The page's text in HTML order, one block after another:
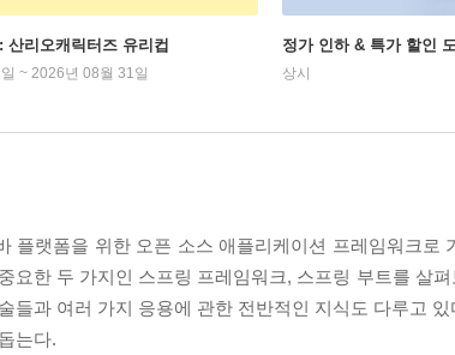
산리오캐릭터즈 유리컵
~ 2026년 08월 31일
정가 인하 & 특가 할인
상시
플랫폼을 위한 오픈 소스 애플리케이션 프레임워크
요한 두 가지인 스프링 프레임워크, 스프링 부트를 살
들과 여러 가지 응용에 관한 전반적인 지식도 다루고
는다.